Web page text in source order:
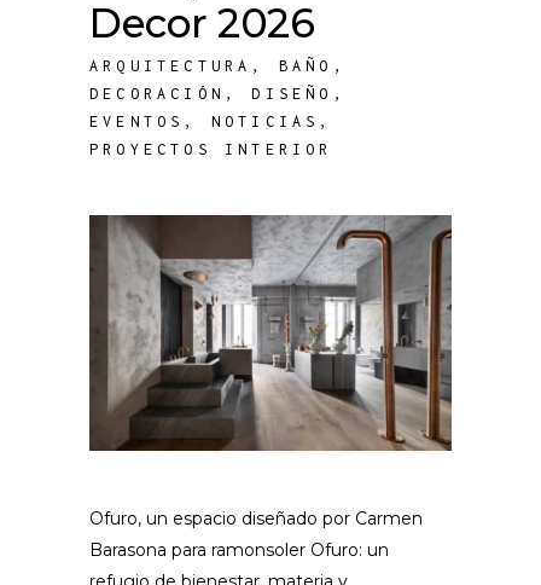
Decor 2026
ARQUITECTURA , BAÑO ,
DECORACIÓN ,DISEÑO ,
EVENTOS , NOTICIAS ,
PROYECTOS INTERIOR
Ofuro, un espacio diseñado por Carmen
Barasona para ramonsoler Ofuro: un